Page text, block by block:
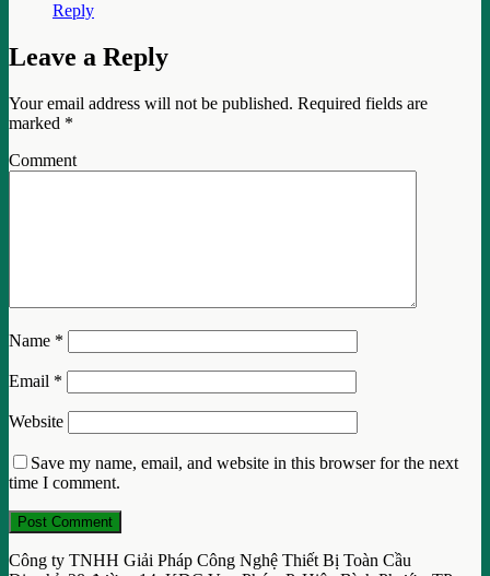
Reply
Leave a Reply
Your email address will not be published. Required fields are
marked *
Comment
Name *
Email *
Website
Save my name, email, and website in this browser for the next
time I comment.
Công ty TNHH Giải Pháp Công Nghệ Thiết Bị Toàn Cầu